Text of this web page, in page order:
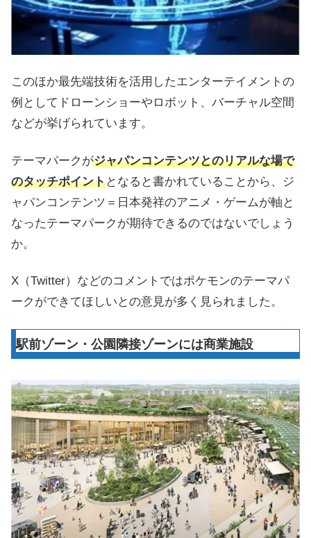
このほか最先端技術を活用したエンターテイメントの
例としてドローンショーやロボット、バーチャル空間
などが挙げられています。
テーマパークがジャパンコンテンツとのリアルな場で
のタッチポイントとなると書かれていることから、ジ
ャパンコンテンツ＝日本発祥のアニメ・ゲームが軸と
なったテーマパークが期待できるのではないでしょう
か。
X（Twitter）などのコメントではポケモンのテーマパ
ークができてほしいとの意見が多く見られました。
駅前ゾーン・公園隣接ゾーンには商業施設